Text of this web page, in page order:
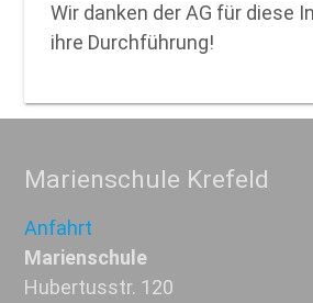
Wir danken der AG für diese
ihre Durchführung!
Marienschule Krefeld
Anfahrt
Marienschule
Hubertusstr. 120